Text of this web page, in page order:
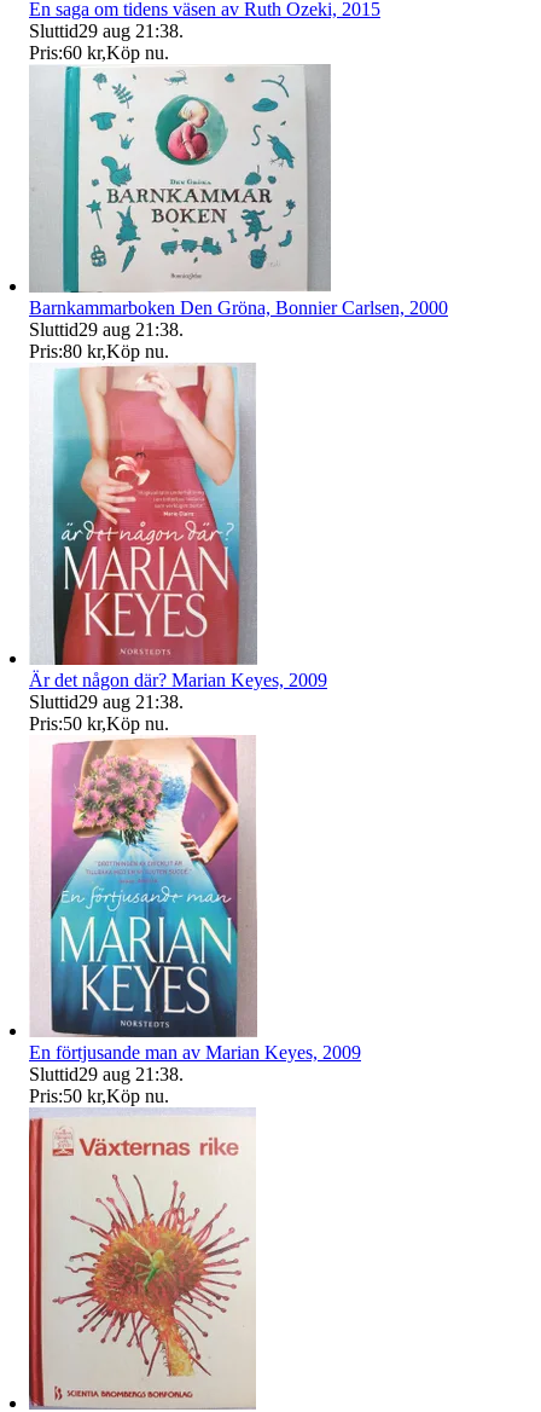
En saga om tidens väsen av Ruth Ozeki, 2015
Sluttid29 aug 21:38.
Pris:60 kr,Köp nu.
Barnkammarboken Den Gröna, Bonnier Carlsen, 2000
Sluttid29 aug 21:38.
Pris:80 kr,Köp nu.
Är det någon där? Marian Keyes, 2009
Sluttid29 aug 21:38.
Pris:50 kr,Köp nu.
En förtjusande man av Marian Keyes, 2009
Sluttid29 aug 21:38.
Pris:50 kr,Köp nu.